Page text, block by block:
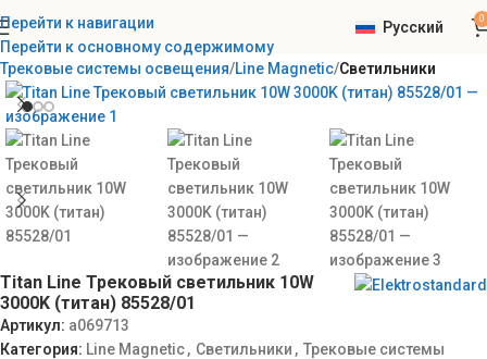
Перейти к навигации
Перейти к основному содержимому
Русский 0
Главная Elektrostandard Интерьерное освещение
Трековые системы освещения Line Magnetic Светильники
Titan Line Трековый светильник 10W
3000K (титан) 85528/01
Артикул: a069713
Категория: Line Magnetic, Светильники , Трековые системы